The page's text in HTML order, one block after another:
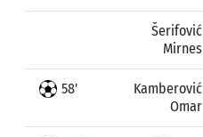
Šerifović
Mirnes
58'
Kamberović
Omar